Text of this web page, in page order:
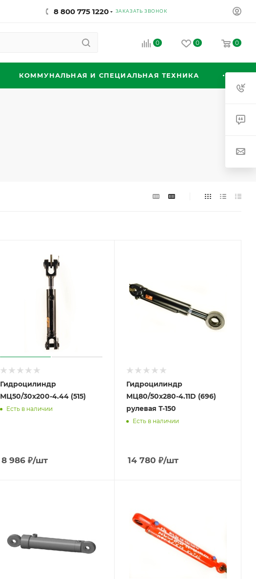
8 800 775 1220 ЗАКАЗАТЬ ЗВОНОК
0 0 0
КОММУНАЛЬНАЯ И СПЕЦИАЛЬНАЯ ТЕХНИКА
Гидроцилиндр
МЦ50/30х200-4.44 (515)
Есть в наличии
8 986₽/шт
Гидроцилиндр
МЦ80/50х280-4.11D (696)
рулевая Т-150
Есть в наличии
14 780 ₽/шт